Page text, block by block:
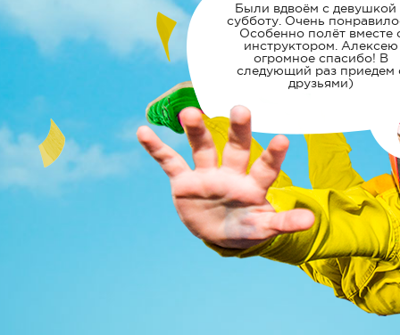
Были вдвоём с девушкой
субботу. Очень
Особенно полёт вместе
инструктором. Алексею
огромное спасибо! В
следующий раз приедем
друзьями)
Очень понравилось.
Огромное спасибо
коллективу за
позитивное настроение.
Великолепно
понятно даже с
ушах.)) Хочется вернуться
только ради полёта.
Хочу выразить огромное
спасибо инструктору!